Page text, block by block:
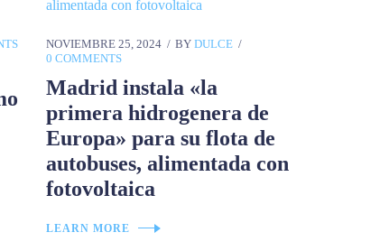
NOVIEMBRE 25, 2024 BY DULCE
0 COMMENTS
Madrid instala «la
primera hidrogenera de
Europa» para su flota de
autobuses, alimentada con
fotovoltaica
LEARN MORE